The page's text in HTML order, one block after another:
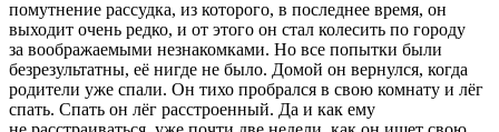
помутнение рассудка, из которого, в последнее время, он
выходит очень редко, и от этого он стал колесить по городу
за воображаемыми незнакомками. Но все попытки были
безрезультатны, её нигде не было. Домой он вернулся, когда
родители уже спали. Он тихо пробрался в свою комнату и лёг
спать. Спать он лёг расстроенный. Да и как ему